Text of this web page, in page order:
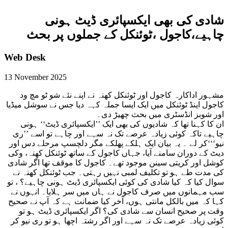
شادی کی بھی ایکسپائری ڈیٹ ہونی
چاہیے،کاجول ،ٹوئنکل کے جملوں پر بحث
Web Desk
13 November 2025
مشہور اداکارہ کاجول اور ٹوئنکل کھنہ نے اپنے نئے شو ٹو مچ ود
کاجول اینڈ ٹوئنکل میں ایک ایسا جملہ کہہ دیا جس نے سوشل میڈیا
اور شوبز انڈسٹری میں بحث چھیڑ دی۔
ان کا کہنا تھا کہ شادیوں کی بھی ایک ’’ایکسپائری ڈیٹ‘‘ ہونی
چاہیے تاکہ کوئی زیادہ عرصے تک نہ سہے اور چاہے تو اسے ’’ری
نیو‘‘‘کر لے ۔ یہ بیان ایک ہلکے پھلکے مگر دلچسپ مرحلے دس اور
دیٹ کے دوران سامنے آیا، جہاں کاجول کے ساتھ ٹوئنکل کھنہ، وکی
کوشل اور کریتی سینن موجود تھے۔ کاجول کا موقف تھا اگر شادی
کی مدت طے ہو تو تکلیف لمبی نہیں رہتی۔ جب ٹوئنکل کھنہ نے
سوال کیا کہ کیا شادی کی کوئی ایکسپائری ڈیٹ ہونی چاہیے؟ ، تو
سب مہمانوں میں صرف کاجول نے ہاں میں سر ہلایا۔ انہوں نے
کہا کہ میں بالکل مانتی ہوں، آخر کیا ضمانت ہے کہ آپ نے صحیح
وقت پر صحیح انسان سے شادی کی؟ اگر ایکسپائری ڈیٹ ہو تو
کوئی زیادہ عرصے تک نہ سہے اور اگر رشتہ اچھا ہو تو ری نیو کر